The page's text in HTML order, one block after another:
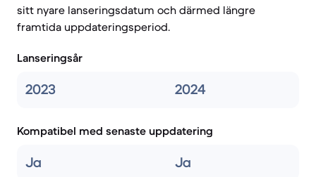
sitt nyare lanseringsdatum och därmed längre
framtida uppdateringsperiod.
Lanseringsår
2023 2024
Kompatibel med senaste uppdatering
Ja Ja